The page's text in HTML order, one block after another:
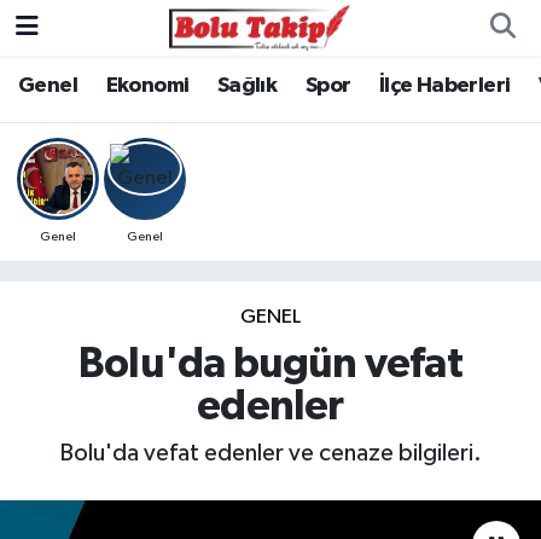
Genel Ekonomi Sağlık Spor İlçe Haberleri
Genel Genel
GENEL
Bolu'da bugün vefat
edenler
Bolu'da vefat edenler ve cenaze bilgileri.